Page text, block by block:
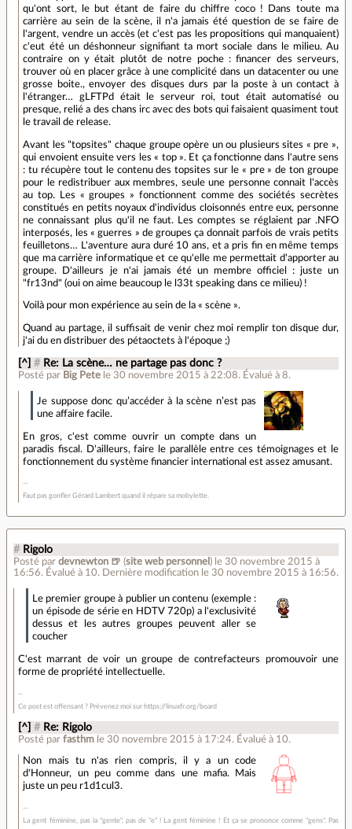
qu'ont sort, le but étant de faire du chiffre coco ! Dans toute ma
carrière au sein de la scène, il n'a jamais été question de se faire de
l'argent, vendre un accès (et c'est pas les propositions qui manquaient)
c'eut été un déshonneur signifiant ta mort sociale dans le milieu. Au
contraire on y était plutôt de notre poche : financer des serveurs,
trouver où en placer grâce à une complicité dans un datacenter ou une
grosse boite., envoyer des disques durs par la poste à un contact à
l'étranger… gLFTPd était le serveur roi, tout était automatisé ou
presque, relié a des chans irc avec des bots qui faisaient quasiment tout
le travail de release.
Avant les "topsites" chaque groupe opère un ou plusieurs sites « pre »,
qui envoient ensuite vers les « top ». Et ça fonctionne dans l'autre sens
: tu récupère tout le contenu des topsites sur le « pre » de ton groupe
pour le redistribuer aux membres, seule une personne connait l'accès
au top. Les « groupes » fonctionnent comme des sociétés secrètes
constitués en petits noyaux d'individus cloisonnés entre eux, personne
ne connaissant plus qu'il ne faut. Les comptes se réglaient par .NFO
interposés, les « guerres » de groupes ça donnait parfois de vrais petits
feuilletons… L'aventure aura duré 10 ans, et a pris fin en même temps
que ma carrière informatique et ce qu'elle me permettait d'apporter au
groupe. D'ailleurs je n'ai jamais été un membre officiel : juste un
"fr13nd" (oui on aime beaucoup le l33t speaking dans ce milieu) !
Voilà pour mon expérience au sein de la « scène ».
Quand au partage, il suffisait de venir chez moi remplir ton disque dur,
j'ai du en distribuer des pétaoctets à l'époque ;)
[^] # Re: La scène… ne partage pas donc ?
Posté par Big Pete le 30 novembre 2015 à 22:08. Évalué à8.
Je suppose donc qu’accéder à la scène n’est pas
une affaire facile.
En gros, c'est comme ouvrir un compte dans un
paradis fiscal. D'ailleurs, faire le parallèle entre ces témoignages et le
fonctionnement du système financier international est assez amusant.
Faut pas gonfler Gérard Lambert quand il répare sa mobylette.
# Rigolo
Posté par devnewton 🍺 (site web personnel ) le 30 novembre 2015 à
16:56. Évalué à 10. Dernière modification le 30 novembre 2015 à 16:56.
Le premier groupe à publier un contenu (exemple :
un épisode de série en HDTV 720p) a l'exclusivité
dessus et les autres groupes peuvent aller se
coucher
C'est marrant de voir un groupe de contrefacteurs promouvoir une
forme de propriété intellectuelle.
Ce post est offensant ? Prévenez moi sur https://linuxfr.org/board
[^] # Re: Rigolo
Posté parfasthm le 30 novembre 2015 à 17:24. Évalué à 10.
Non mais tu n'as rien compris, il y a un code
d'Honneur, un peu comme dans une mafia. Mais
juste un peu r1d1cul3.
La gent féminine, pas la "gente", pas de "e" ! La gent féminine ! Et ça se prononce comme "gens". Pas